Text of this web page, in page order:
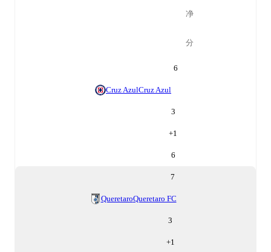
净
分
6
Cruz AzulCruz Azul
3
+1
6
7
QueretaroQueretaro FC
3
+1